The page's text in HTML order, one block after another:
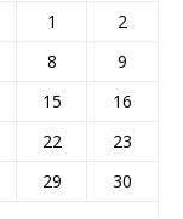
1
2
8
9
15
16
22
23
29
30